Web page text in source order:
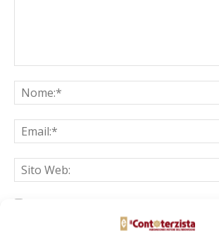
prossima volta che commento.